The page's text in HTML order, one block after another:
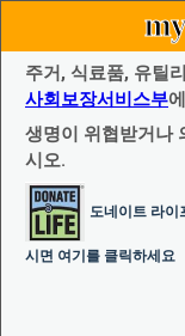
주거, 식료품, 유틸
사회보장서비스부
생명이 위협받거나
시오.
도네이트 라
시면 여기를 클릭하세요